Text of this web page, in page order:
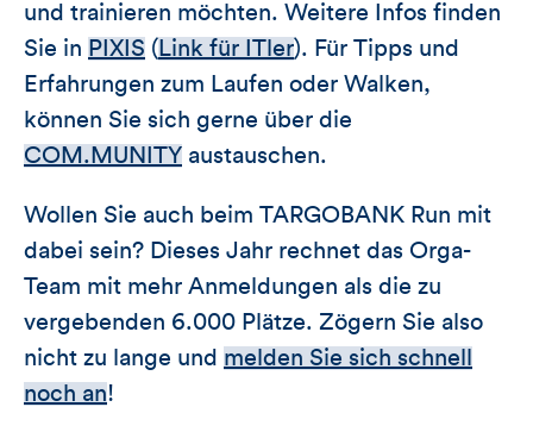
und trainieren möchten. Weitere Infos finden
Sie in PIXIS ( Link für ITler). Für Tipps und
Erfahrungen zum Laufen oder Walken,
können Sie sich gerne über die
COM.MUNITY austauschen.
Wollen Sie auch beim TARGOBANK Run mit
dabei sein? Dieses Jahr rechnet das Orga-
Team mit mehr Anmeldungen als die zu
vergebenden 6.000 Plätze. Zögern Sie also
nicht zu lange und melden Sie sich schnell
noch an!